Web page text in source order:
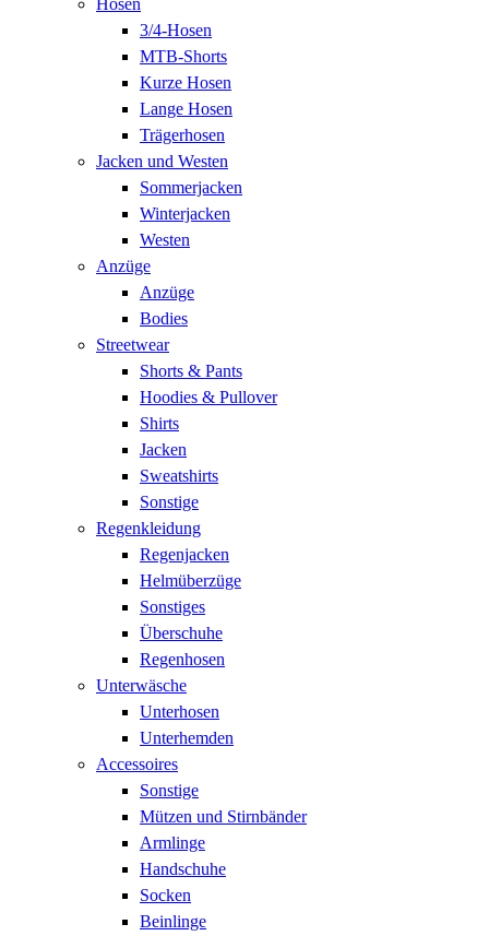
3/4-Hosen
MTB-Shorts
Kurze Hosen
Lange Hosen
Trägerhosen
Jacken und Westen
Sommerjacken
Winterjacken
Westen
Anzüge
Anzüge
Bodies
Streetwear
Shorts & Pants
Hoodies & Pullover
Shirts
Jacken
Sweatshirts
Sonstige
Regenkleidung
Regenjacken
Helmüberzüge
Sonstiges
Überschuhe
Regenhosen
Unterwäsche
Unterhosen
Unterhemden
Accessoires
Sonstige
Mützen und Stirnbänder
Armlinge
Handschuhe
Socken
Beinlinge